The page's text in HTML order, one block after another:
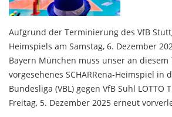
Aufgrund der Terminierung des VfB
Heimspiels am Samstag, 6. Dezember
Bayern München muss unser an diesem
vorgesehenes SCHARRena-Heimspiel in
Bundesliga (VBL) gegen VfB Suhl LOTTO
Freitag, 5. Dezember 2025 erneut